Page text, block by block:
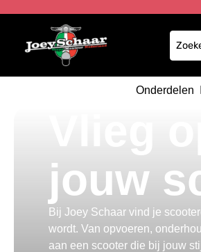
Onderdelen
jouw
Bij Joey Schaar vind je
wordt. Van opvoeren,
aan een scooter die bij jouw